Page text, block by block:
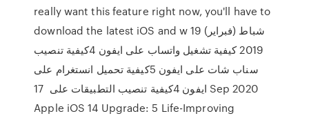
really want this feature right now, you'll have to
download the latest iOS and w 19 شباط (فبراير)
2019 كيفية تشغيل واتساب على ايفون 4كيفية تنصيب
سناب شات على ايفون 5كيفية تحميل انستغرام على
ايفون 4كيفية تنصيب التطبيقات على 17 Sep 2020
Apple iOS 14 Upgrade: 5 Life-Improving